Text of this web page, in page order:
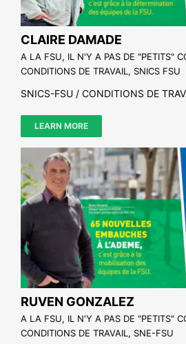
CLAIRE DAMADE
A LA FSU, IL N'Y A PAS DE "PETITS"
CONDITIONS DE TRAVAIL, SNICS FSU
SNICS-FSU / CONDITIONS DE
LEARN MORE
RUVEN GONZALEZ
A LA FSU, IL N'Y A PAS DE "PETITS"
CONDITIONS DE TRAVAIL, SNE-FSU